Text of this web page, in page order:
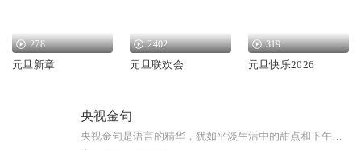
278
元旦新章
2402
元旦联欢会
319
元旦快乐2026
央视金句